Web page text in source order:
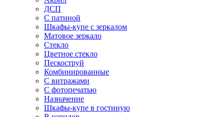
ДСП
С патиной
Шкафы-купе с зеркалом
Матовое зеркало
Стекло
Цветное стекло
Пескоструй
Комбинированные
С витражами
С фотопечатью
Назначение
Шкафы-купе в гостиную